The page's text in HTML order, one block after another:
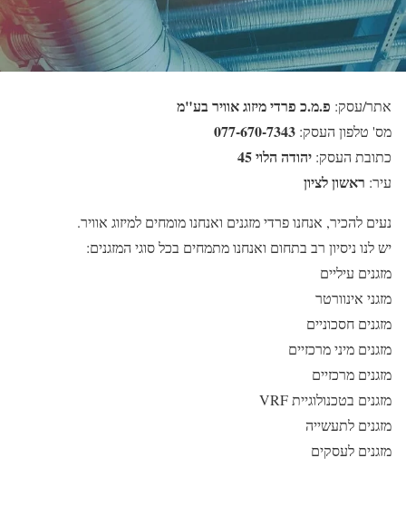
אתר/עסק: פ.מ.כ פרדי מיזוג אוויר בע"מ
מס' טלפון העסק: 077-670-7343
כתובת העסק: יהודה הלוי 45
עיר: ראשון לציון
נעים להכיר, אנחנו פרדי מזגנים ואנחנו מומחים למיזוג אוויר.
יש לנו ניסיון רב בתחום ואנחנו מתמחים בכל סוגי המזגנים:
מזגנים עיליים
מזגני אינוורטר
מזגנים חסכוניים
מזגנים מיני מרכזיים
מזגנים מרכזיים
מזגנים בטכנולוגיית VRF
מזגנים לתעשייה
מזגנים לעסקים